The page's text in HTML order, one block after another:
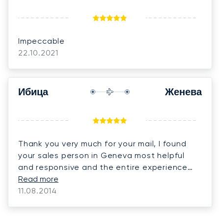
Impeccable
22.10.2021
Ибица Женева
Thank you very much for your mail, I found
your sales person in Geneva most helpful
and responsive and the entire experience
with Lunajets as well as the flight crew very
professional.
Read more
11.08.2014